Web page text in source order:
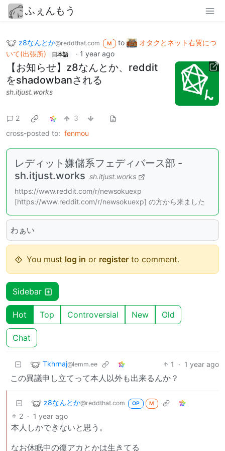
ふぇんもう
z8なんとか@reddthat.com M to
オタクとネット右翼につ
いて(出張所)
日本語 · 1 year ago
【お知らせ】z8なんとか、reddit
をshadowbanされる
sh.itjust.works
2
3
cross-posted to: fenmou
レディット嫌儲系フェディバース部 -
sh.itjust.works sh.itjust.works
https://www.reddit.com/r/newsokuexp
[https://www.reddit.com/r/newsokuexp] の方から来ました
わぁい
You must log in or register to comment.
Sidebar
Hot Top Controversial New Old
Chat
Tkhrnaj@lemm.ee 1 · 1 year ago
この異議申し立てって本人以外も出来るんか？
z8なんとか@reddthat.com OP M
2 · 1 year ago
本人しかできないと思う。
なお休眠中の復アカとかは生きてる